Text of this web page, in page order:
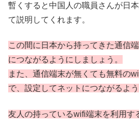
暫くすると中国人の職員さんが日
て説明してくれます。
この間に日本から持ってきた通信
につながるようにしましょう。
また、通信端末が無くても無料の
で、設定してネットにつながるよう
友人の持っているwifi端末を利用す